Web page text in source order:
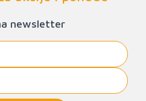
newsletter